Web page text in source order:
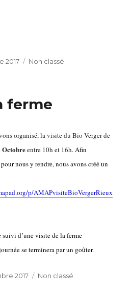
2017 Catégories
Non classé
ferme
organisé, la visite du Bio Verger de
Octobreentre 10h et 16h.Afin
nous y rendre, nous avons créé un
p/AMAPvisiteBioVergerRieux
d’une visite de la ferme
se terminera par un goûter.
2017 Catégories
Non classé